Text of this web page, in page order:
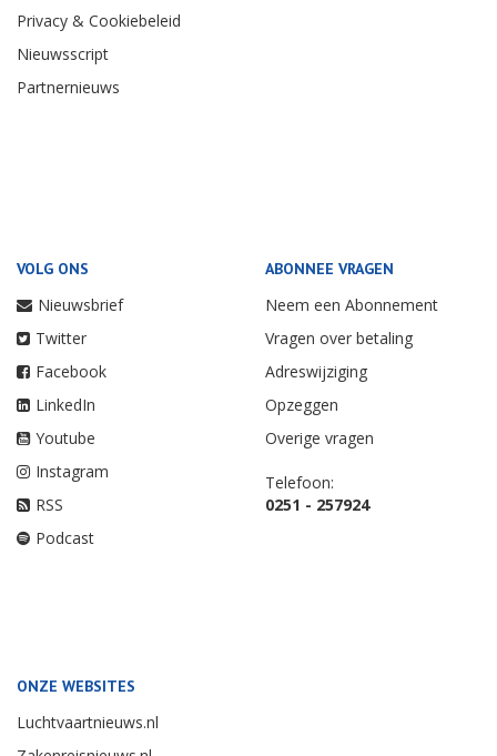
Privacy & Cookiebeleid
Nieuwsscript
Partnernieuws
VOLG ONS
Nieuwsbrief
Twitter
Facebook
LinkedIn
Youtube
Instagram
RSS
Podcast
ABONNEE VRAGEN
Neem een Abonnement
Vragen over betaling
Adreswijziging
Opzeggen
Overige vragen
Telefoon:
0251 - 257924
ONZE WEBSITES
Luchtvaartnieuws.nl